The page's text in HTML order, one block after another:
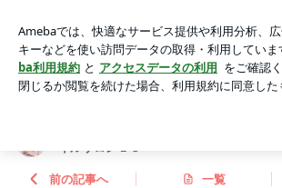
町】深爪改善・自爪育成専門 ネイルサロ
アプリをダウンロードして ブログの更新通知
を
ょう。
イルサロンＬ３
前の記事へ 一覧